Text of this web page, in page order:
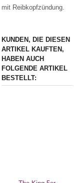
mit Reibkopfzündung.
KUNDEN, DIE DIESEN
ARTIKEL KAUFTEN,
HABEN AUCH
FOLGENDE ARTIKEL
BESTELLT: